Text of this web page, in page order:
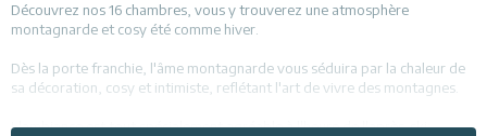
Découvrez nos 16 chambres, vous y trouverez une atmosphère
montagnarde et cosy été comme hiver.
Dès la porte franchie, l'âme montagnarde vous séduira par la chaleur de
sa décoration, cosy et intimiste, reflétant l'art de vivre des montagnes.
L'ambiance est tout spécialement agréable à l'heure de l'après-ski: